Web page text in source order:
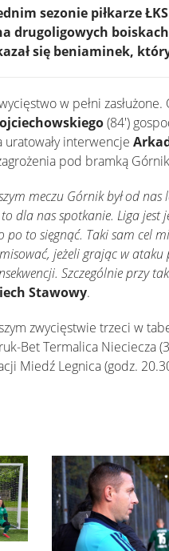
sezonie piłkarze
drugoligowych
się beniaminek,
w pełni
(84')
uratowały interwencje
pod bramką
meczu Górnik był od nas
dla nas spotkanie. Liga jest
po to sięgnąć. Taki sam cel
jeżeli grając w
Szczególnie przy
Stawowy.
zwycięstwie trzeci w
Bet Termalica Nieciecza
Miedź Legnica (godz.